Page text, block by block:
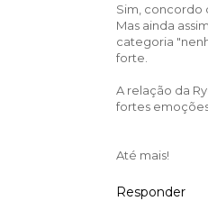
Sim, concordo
Mas ainda
categoria
forte.
A relação da
fortes emoções
Até mais!
Responder